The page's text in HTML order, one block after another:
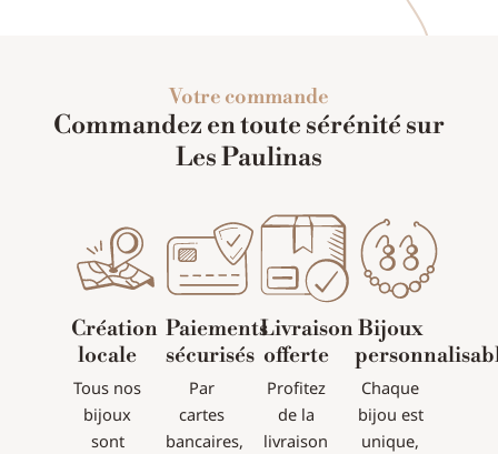
Votre commande
Commandez en toute sérénité sur
Les Paulinas
Création
locale
Tous nos
bijoux
sont
Paiements
sécurisés
Par
cartes
bancaires,
Livraison
offerte
Profitez
de la
livraison
Bijoux
Chaque
bijou est
unique,